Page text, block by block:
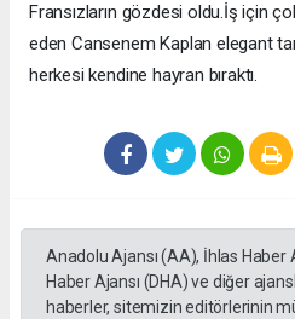
Fransızların gözdesi oldu.İş için
eden Cansenem Kaplan elegant
herkesi kendine hayran bıraktı.
Anadolu Ajansı (AA), İhlas Haber
Haber Ajansı (DHA) ve diğer
haberler, sitemizin editörlerinin